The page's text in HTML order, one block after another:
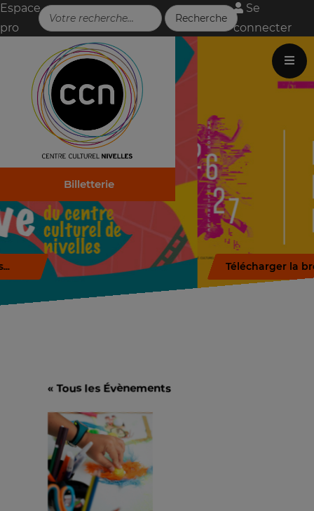
Espace
pro
Se
connecter
Billetterie
Télécharger la brochure (.pdf)
« Tous les Évènements